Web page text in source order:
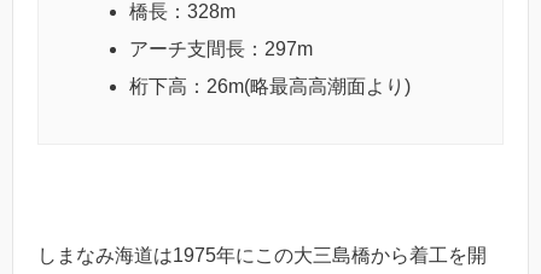
橋長：328m
アーチ支間長：297m
桁下高：26m(略最高高潮面より)
しまなみ海道は1975年にこの大三島橋から着工を開